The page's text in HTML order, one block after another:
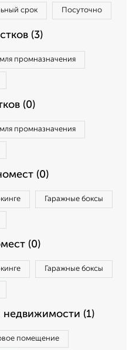
срок Посуточно
(3)
промназначения
(0)
промназначения
(0)
Гаражные боксы
(0)
Гаражные боксы
(1)
помещение